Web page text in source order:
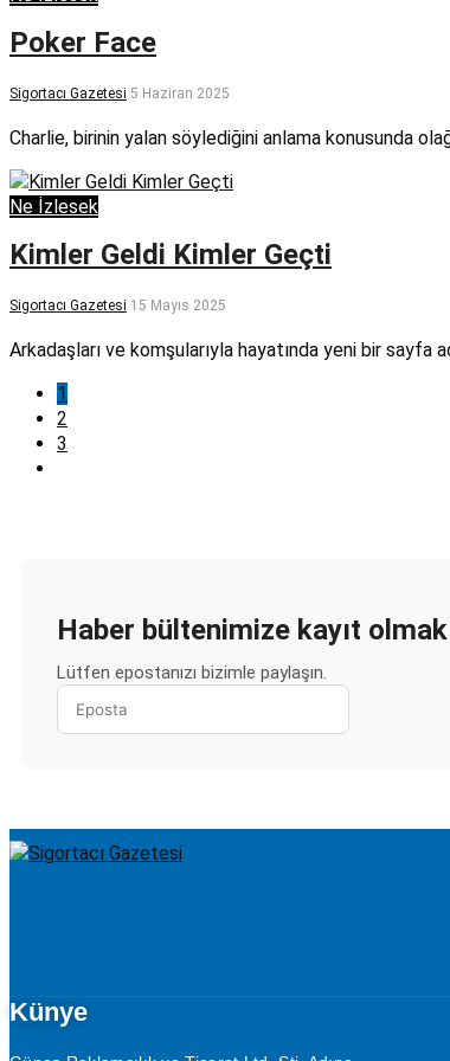
Poker Face
Sigortacı Gazetesi 5 Haziran 2025
Charlie, birinin yalan söylediğini anlama konusunda
Ne İzlesek
Kimler Geldi Kimler Geçti
Sigortacı Gazetesi 15 Mayıs 2025
Arkadaşları ve komşularıyla hayatında yeni bir
1
2
3
Haber bültenimize kayıt
Lütfen epostanızı bizimle paylaşın.
Künye